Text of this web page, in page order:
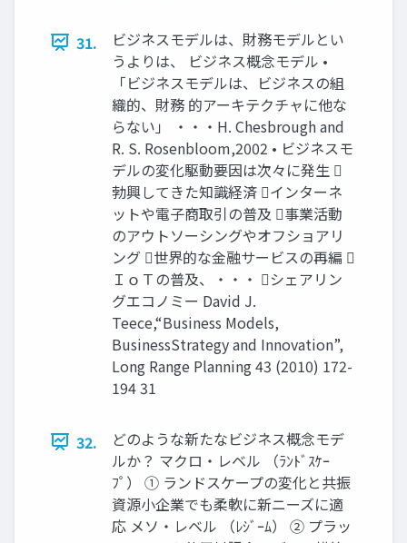
31.
ビジネスモデルは、財務モデルとい
うよりは、 ビジネス概念モデル •
「ビジネスモデルは、ビジネスの組
織的、財務 的アーキテクチャに他な
らない」 ・・・H. Chesbrough and
R. S. Rosenbloom,2002 • ビジネスモ
デルの変化駆動要因は次々に発生 
勃興してきた知識経済 インターネ
ットや電子商取引の普及 事業活動
のアウトソーシングやオフショアリ
ング 世界的な金融サービスの再編 
ＩｏＴの普及、・・・ シェアリン
グエコノミー David J.
Teece,“Business Models,
BusinessStrategy and Innovation”,
Long Range Planning 43 (2010) 172-
194 31
32.
どのような新たなビジネス概念モデ
ルか？ マクロ・レベル （ﾗﾝﾄﾞｽｹｰ
ﾌﾟ） ① ランドスケープの変化と共振
資源小企業でも柔軟に新ニーズに適
応 メソ・レベル （ﾚｼﾞｰﾑ） ② プラッ